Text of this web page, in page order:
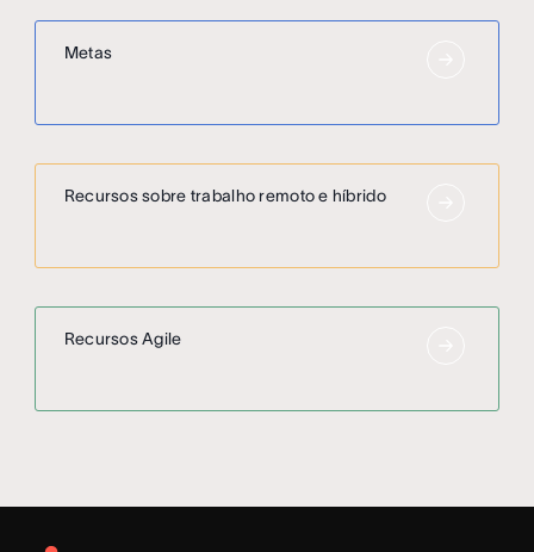
Metas
Recursos sobre trabalho remoto e híbrido
Recursos Agile